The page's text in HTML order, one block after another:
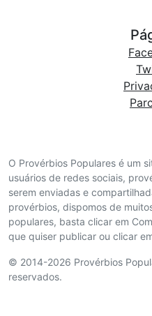
O Provérbios Populares é um
usuários de redes sociais,
serem enviadas e
provérbios, dispomos de
populares, basta clicar em
que quiser publicar ou clicar
© 2014-2026 Provérbios
reservados.